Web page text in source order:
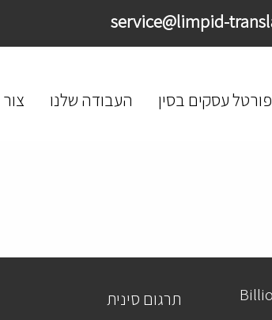
פורטל עסקים בסין העבודה שלנו
תרגום סינית